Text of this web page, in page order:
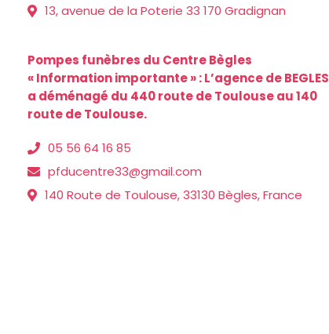
13, avenue de la Poterie 33 170 Gradignan
Pompes funèbres du Centre Bègles
« Information importante » : L’agence de BEGLES
a déménagé du 440 route de Toulouse au 140
route de Toulouse.
05 56 64 16 85
pfducentre33@gmail.com
140 Route de Toulouse, 33130 Bègles, France